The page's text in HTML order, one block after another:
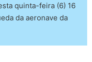
quinta-feira (6) 16
da aeronave da